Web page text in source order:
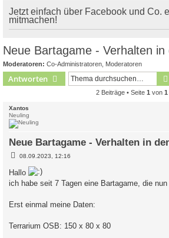
Jetzt einfach über Facebook und Co.
mitmachen!
Neue Bartagame - Verhalten in
Moderatoren: Co-Administratoren Moderatoren
Antworten
2 Beiträge • Seite 1 von 1
Xantos
Neuling
Neue Bartagame - Verhalten in
B
i
t
r
08.09.2023, 12:16
Hallo
ich habe seit 7 Tagen eine Bartagame, die
Erst einmal meine Daten:
Terrarium OSB: 150 x 80 x 80